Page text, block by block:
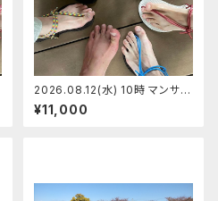
2026.08.12(水) 10時 マンサン
ダル代官山店 マンサンダルワー
クショップ 【定員5】うめちゃん
¥11,000